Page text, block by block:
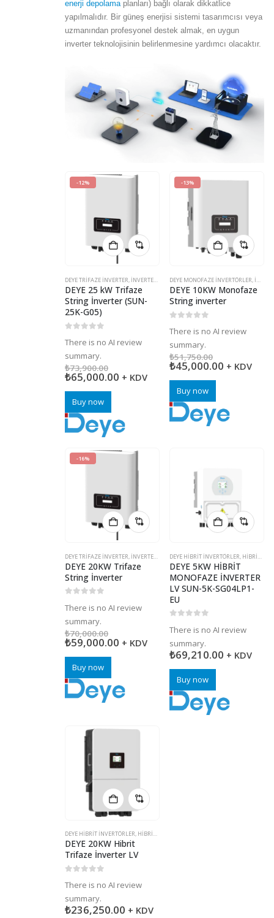
enerji depolamaplanları) bağlı olarak dikkatlice
yapılmalıdır. Bir güneş enerjisi sistemi tasarımcısı veya
uzmanından profesyonel destek almak, en uygun
inverter teknolojisinin belirlenmesine yardımcı olacaktır.
-12%
DEYE TRIFAZE İNVERTER, İNVERTERLER (INVERTÖR) ,ON GRID İNVERTERLER,
DEYE 25 kW Trifaze
String İnverter (SUN-
25K-G05)
There is no AI review
summary.
₺73,900.00
₺65,000.00 + KDV
Buy now
-13%
DEYE MONOFAZE İNVERTÖRLER, İNVERTERLER (INVERTÖR)
DEYE 10KW Monofaze
String inverter
There is no AI review
summary.
₺51,750.00
₺45,000.00 + KDV
Buy now
-16%
DEYE TRIFAZE İNVERTER, İNVERTERLER (INVERTÖR) ,ON GRID İNVERTERLER,
DEYE 20KW Trifaze
String İnverter
There is no AI review
summary.
₺70,000.00
₺59,000.00 + KDV
Buy now
DEYE HIBRIT İNVERTÖRLER, HIBRIT İNVERTERLER
DEYE 5KW HİBRİT
MONOFAZE İNVERTER
LV SUN-5K-SG04LP1-
EU
There is no AI review
summary.
₺69,210.00 + KDV
Buy now
DEYE HIBRIT İNVERTÖRLER, HIBRIT İNVERTERLER
DEYE 20KW Hibrit
Trifaze İnverter LV
There is no AI review
summary.
₺236,250.00 + KDV